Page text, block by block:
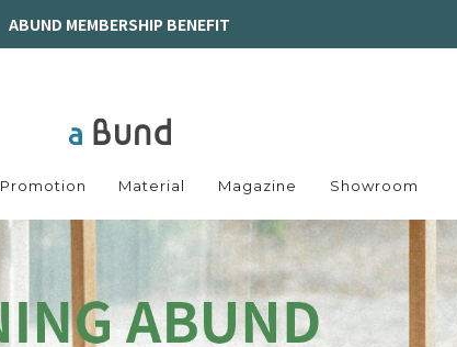
ABUND MEMBERSHIP BENEFIT
Promotion Material Magazine Showroom